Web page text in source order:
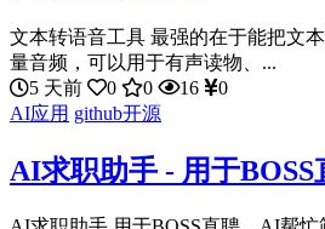
文本转语音工具 最强的在于能把文
量音频，可以用于有声读物、...
5 天前
0 0 16
0
AI应用 github开源
AI求职助手 - 用于BOSS